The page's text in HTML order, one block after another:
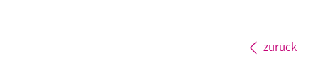
zurück